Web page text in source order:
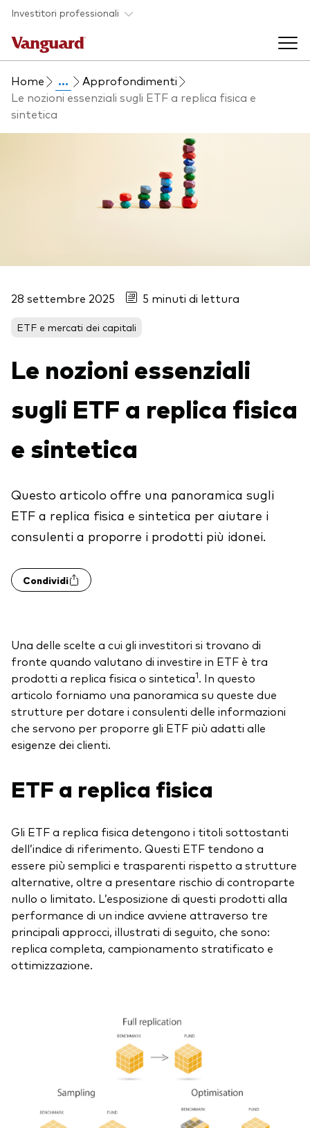
Skip to main content
Investitori professionali
Prodotti di investimento
Back to main menu
Visualizza i nostri prodotti per categorie
Cerca i nostri prodotti
Azionario
Obbligazionario
d’investimento
Fondi indicizzati
Multi-asset
ESG
Portafogli Modello
Mercato monetario
Investi con Vanguard
Documenti importanti
Eventi ed approfondimenti
Eventi e webcast
ETF knowledge centre
2026 Outlook di mercato
Il sondaggio Vanguard Advice
Prevenzione delle frodi
Contattaci
Il Team
Investment stewardship
Home ...
Approfondimenti
Le nozioni essenziali sugli ETF a replica fisica e
sintetica
28 settembre 2025 5 minuti di lettura
ETF e mercati dei capitali
Le nozioni essenziali
sugli ETF a replica fisica
e sintetica
Questo articolo offre una panoramica sugli
ETF a replica fisica e sintetica per aiutare i
consulenti a proporre i prodotti più idonei.
Condividi
Una delle scelte a cui gli investitori si trovano di
fronte quando valutano di investire in ETF è tra
prodotti a replica fisica o sintetica1. In questo
articolo forniamo una panoramica su queste due
strutture per dotare i consulenti delle informazioni
che servono per proporre gli ETF più adatti alle
esigenze dei clienti.
ETF a replica fisica
Gli ETF a replica fisica detengono i titoli sottostanti
dell’indice di riferimento. Questi ETF tendono a
essere più semplici e trasparenti rispetto a strutture
alternative, oltre a presentare rischio di controparte
nullo o limitato. L’esposizione di questi prodotti alla
performance di un indice avviene attraverso tre
principali approcci, illustrati di seguito, che sono:
replica completa, campionamento stratificato e
ottimizzazione.